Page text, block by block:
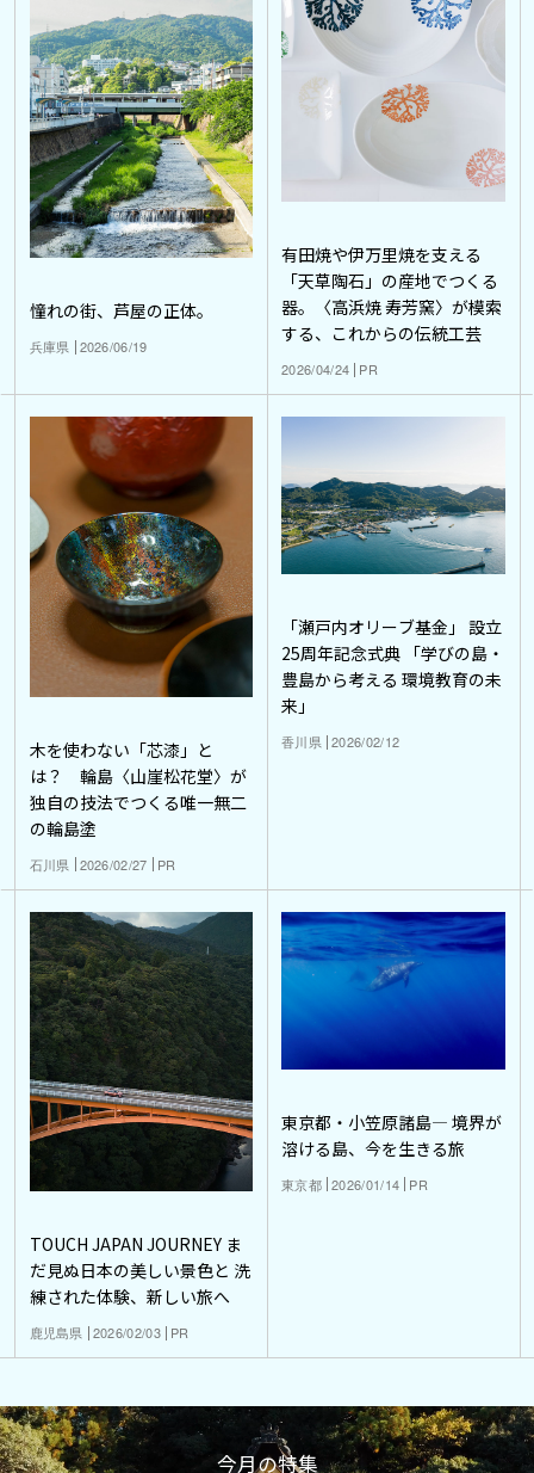
憧れの街、芦屋の正体。
兵庫県 2026/06/19
有田焼や伊万里焼を支える
「天草陶石」の産地でつくる
器。〈高浜焼 寿芳窯〉が模索
する、これからの伝統工芸
2026/04/24 PR
木を使わない「芯漆」と
は？ 輪島〈山崖松花堂〉が
独自の技法でつくる唯一無二
の輪島塗
石川県 2026/02/27 PR
「瀬戸内オリーブ基金」 設立
25周年記念式典 「学びの島・
豊島から考える 環境教育の未
来」
香川県 2026/02/12
TOUCH JAPAN JOURNEY ま
だ見ぬ日本の美しい景色と 洗
練された体験、新しい旅へ
鹿児島県 2026/02/03 PR
東京都・小笠原諸島― 境界が
溶ける島、今を生きる旅
東京都 2026/01/14 PR
今月の特集